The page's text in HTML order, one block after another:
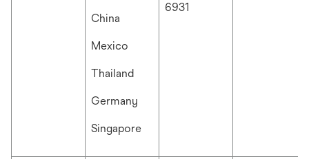
China
Mexico
Thailand
Germany
Singapore
6931